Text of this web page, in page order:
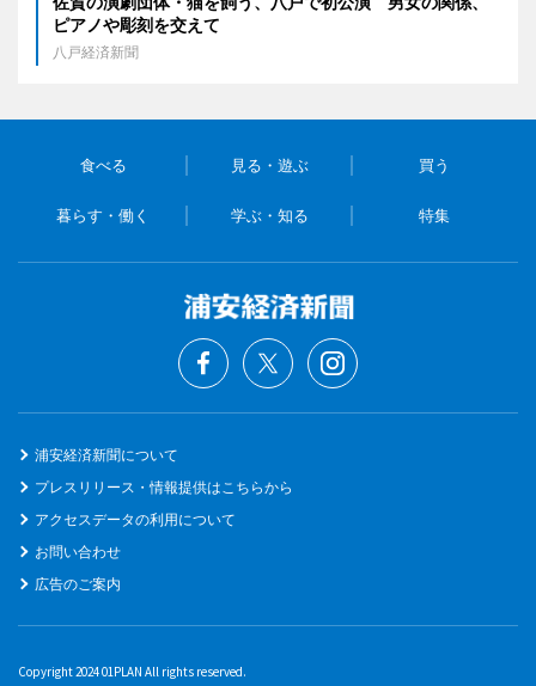
ピアノや彫刻を交えて
八戸経済新聞
食べる 見る・遊ぶ 買う
暮らす・働く 学ぶ・知る 特集
浦安経済新聞について
プレスリリース・情報提供はこちらから
アクセスデータの利用について
お問い合わせ
広告のご案内
Copyright 2024 01PLAN All rights reserved.